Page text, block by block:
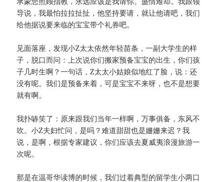
导说，我最怕拉拉扯扯，他坚持要请，就让他请吧，我们
给他据说要来临的宝宝带个礼券吧。
见面落座，发现小Z太太依然年轻苗条，一副大学生的样
子，脱口而问：上次说你们搬家预备宝宝的出生，你们孩
子几时生啊？一句话，Z太太小姑娘似地红了脸，说：还
没有呢。我们是预备来着，可是宝宝不来呀，也不是想要
就有啊。
我扑哧笑了：原来跟我们当年一样啊，万事俱备，东风不
吹。小Z夫妇忙问，是吗？难道甜甜也是姗姗来迟？我
说，是啊，根据专家建议，你们应该去夏威夷浪漫旅游一
次呢。
那是在温哥华读博的时候，我们过着典型的留学生小两口